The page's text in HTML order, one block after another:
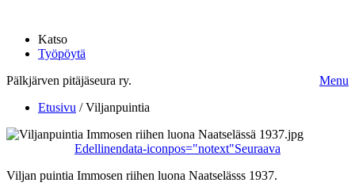
Katso
Työpöytä
Pälkjärven pitäjäseura ry.
Menu
Etusivu /Viljanpuintia
Edellinendata-iconpos="notext"Seuraava
Viljan puintia Immosen riihen luona Naatselässs 1937.